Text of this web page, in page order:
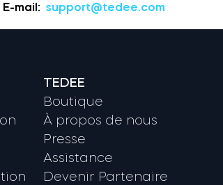
E-mail: support@tedee.com
TEDEE
Boutique
À propos de nous
Presse
Assistance
Devenir Partenaire